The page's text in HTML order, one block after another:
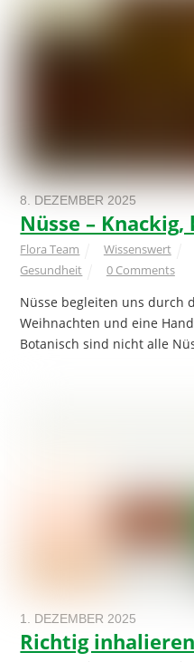
8. DEZEMBER 2025
Nüsse –
Flora Team Wissenswert
Gesundheit
0 Comments
Nüsse begleiten uns durch
Weihnachten und eine
Botanisch sind nicht alle
1. DEZEMBER 2025
Richtig